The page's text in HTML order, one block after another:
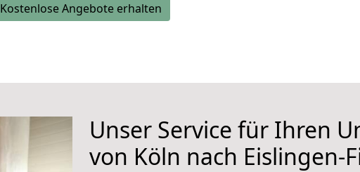
Kostenlose Angebote erhalten
Unser Service für Ihren
von Köln nach Eislingen-